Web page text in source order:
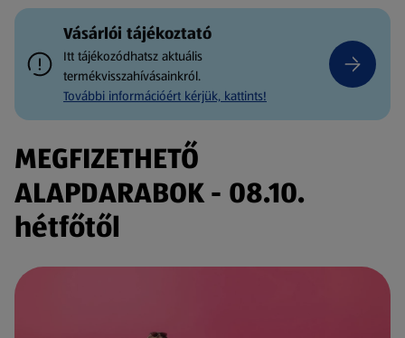
Vásárlói tájékoztató
Itt tájékozódhatsz aktuális
termékvisszahívásainkról.
További információért kérjük, kattints!
MEGFIZETHETŐ
ALAPDARABOK - 08.10.
hétfőtől